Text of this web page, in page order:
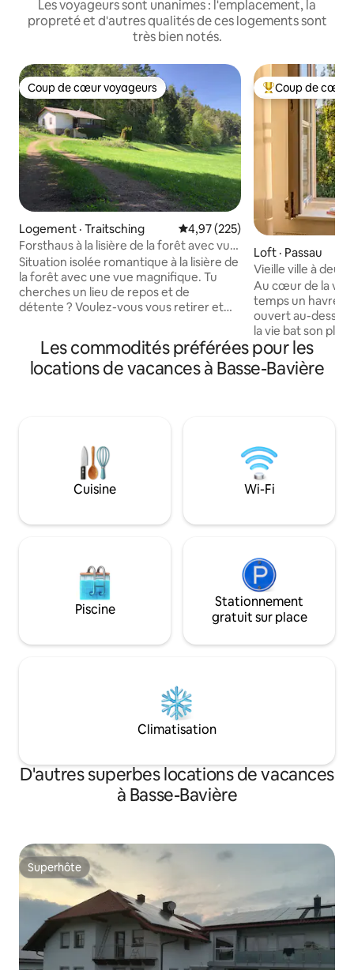
Les voyageurs sont unanimes : l'emplacement, la
propreté et d'autres qualités de ces logements sont
très bien notés.
Coup de cœur voyageurs
Coup de cœur voyageurs
Logement · Traitsching Note moyenne de 4,97 sur 5,
4,97 (225)
Forsthaus à la lisière de la forêt avec vue
dans la forêt bavaroise
Situation isolée romantique à la lisière de
la forêt avec une vue magnifique. Tu
cherches un lieu de repos et de
détente ? Voulez-vous vous retirer et
de la forêt, nous te donnons l'espace et
la liberté nécessaires pour laisser libre
bonne voiture avec une garde au sol et
des compétences. Bonne chance ! Dans
la maison, il y a la réception mobile 5G .
PAS DE WIFI , PAS DE TÉLÉVISION,
Coup de cœur
Coup de cœur
Loft · Passau
Vieille ville à deux
devant la fenêtre
Au cœur de la
temps un havre
ouvert au-dessus des
la vie bat son
en haut de
de la lumière, de
la verdure. Des cafés, des restaurants et
quelques pas. Arrivée pratique :
enregistrement
Possibilité de
décharger
Les commodités préférées pour les
locations de vacances à Basse-Bavière
Cuisine Wi-Fi
Piscine
Stationnement
gratuit sur place
Climatisation
D'autres superbes locations de vacances
à Basse-Bavière
Superhôte
Superhôte